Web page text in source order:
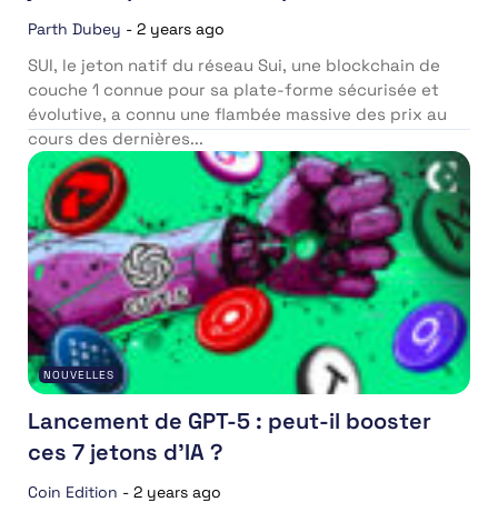
Parth Dubey - 2 years ago
SUI, le jeton natif du réseau Sui, une blockchain de
couche 1 connue pour sa plate-forme sécurisée et
évolutive, a connu une flambée massive des prix au
cours des dernières...
NOUVELLES
Lancement de GPT-5 : peut-il booster
ces 7 jetons d’IA ?
Coin Edition - 2 years ago